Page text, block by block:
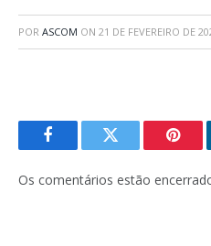
POR ASCOM ON 21 DE FEVEREIRO DE
FacebookTwitter
Os comentários estão